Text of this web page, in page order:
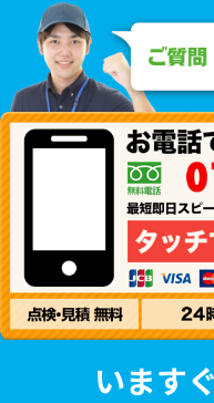
います